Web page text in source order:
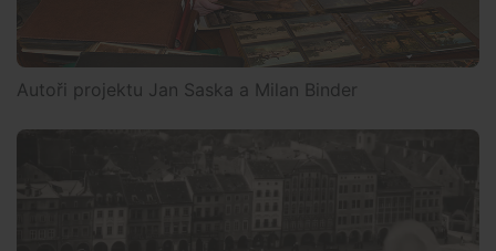
Autoři projektu Jan Saska a Milan Binder